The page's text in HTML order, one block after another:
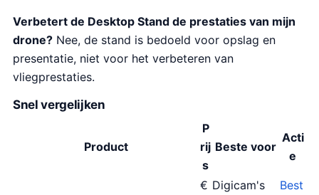
Verbetert de Desktop Stand de prestaties van mijn
drone? Nee, de stand is bedoeld voor opslag en
presentatie, niet voor het verbeteren van
vliegprestaties.
Snel vergelijken
Product
P
rij
s
Beste voor
Acti
e
€ Digicam's
Best